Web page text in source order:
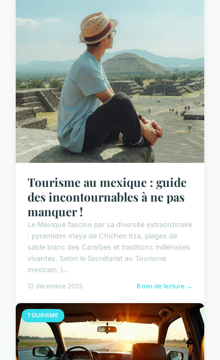
Tourisme au mexique : guide
des incontournables à ne pas
manquer !
Le Mexique fascine par sa diversité extraordinaire
: pyramides maya de Chichen Itza, plages de
sable blanc des Caraïbes et traditions millénaires
vivantes. Selon le Secrétariat au Tourisme
mexicain, l...
13 décembre 2025 8 min de lecture →
TOURISME